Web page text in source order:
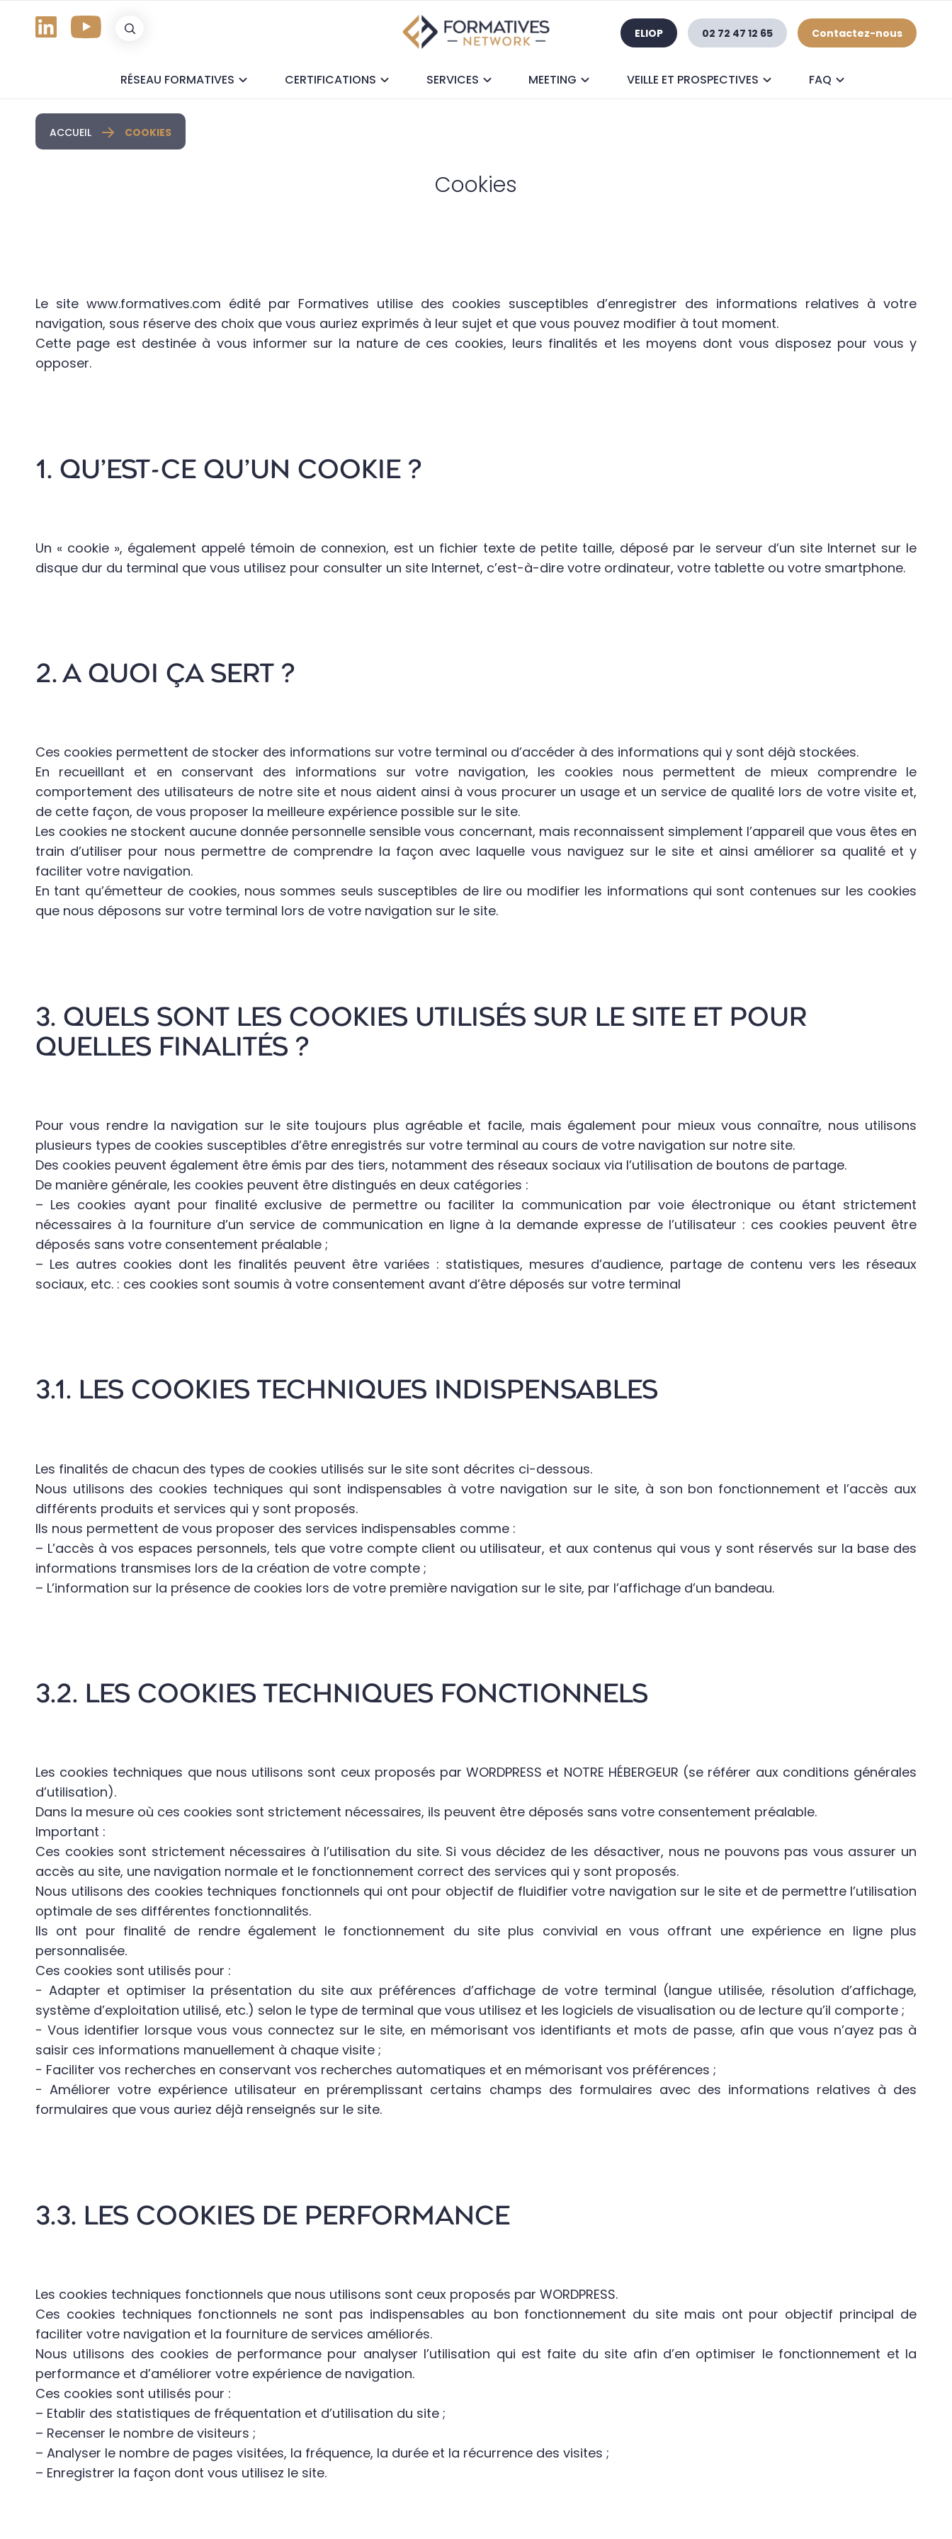
ELIOP 02 72 47 12 65 Contactez-nous
RÉSEAU FORMATIVES CERTIFICATIONS SERVICES MEETING VEILLE ET PROSPECTIVES FAQ
ACCUEIL COOKIES
Cookies
Le site www.formatives.com édité par Formatives utilise des cookies susceptibles d’enregistrer des informations relatives à votre
navigation, sous réserve des choix que vous auriez exprimés à leur sujet et que vous pouvez modifier à tout moment.
Cette page est destinée à vous informer sur la nature de ces cookies, leurs finalités et les moyens dont vous disposez pour vous y
opposer.
1. QU’EST-CE QU’UN COOKIE ?
Un « cookie », également appelé témoin de connexion, est un fichier texte de petite taille, déposé par le serveur d’un site Internet sur le
disque dur du terminal que vous utilisez pour consulter un site Internet, c’est-à-dire votre ordinateur, votre tablette ou votre smartphone.
2. A QUOI ÇA SERT ?
Ces cookies permettent de stocker des informations sur votre terminal ou d’accéder à des informations qui y sont déjà stockées.
En recueillant et en conservant des informations sur votre navigation, les cookies nous permettent de mieux comprendre le
comportement des utilisateurs de notre site et nous aident ainsi à vous procurer un usage et un service de qualité lors de votre visite et,
de cette façon, de vous proposer la meilleure expérience possible sur le site.
Les cookies ne stockent aucune donnée personnelle sensible vous concernant, mais reconnaissent simplement l’appareil que vous êtes en
train d’utiliser pour nous permettre de comprendre la façon avec laquelle vous naviguez sur le site et ainsi améliorer sa qualité et y
faciliter votre navigation.
En tant qu’émetteur de cookies, nous sommes seuls susceptibles de lire ou modifier les informations qui sont contenues sur les cookies
que nous déposons sur votre terminal lors de votre navigation sur le site.
3. QUELS SONT LES COOKIES UTILISÉS SUR LE SITE ET POUR
QUELLES FINALITÉS ?
Pour vous rendre la navigation sur le site toujours plus agréable et facile, mais également pour mieux vous connaître, nous utilisons
plusieurs types de cookies susceptibles d’être enregistrés sur votre terminal au cours de votre navigation sur notre site.
Des cookies peuvent également être émis par des tiers, notamment des réseaux sociaux via l’utilisation de boutons de partage.
De manière générale, les cookies peuvent être distingués en deux catégories :
– Les cookies ayant pour finalité exclusive de permettre ou faciliter la communication par voie électronique ou étant strictement
nécessaires à la fourniture d’un service de communication en ligne à la demande expresse de l’utilisateur : ces cookies peuvent être
déposés sans votre consentement préalable ;
– Les autres cookies dont les finalités peuvent être variées : statistiques, mesures d’audience, partage de contenu vers les réseaux
sociaux, etc. : ces cookies sont soumis à votre consentement avant d’être déposés sur votre terminal
3.1. LES COOKIES TECHNIQUES INDISPENSABLES
Les finalités de chacun des types de cookies utilisés sur le site sont décrites ci-dessous.
Nous utilisons des cookies techniques qui sont indispensables à votre navigation sur le site, à son bon fonctionnement et l’accès aux
différents produits et services qui y sont proposés.
Ils nous permettent de vous proposer des services indispensables comme :
– L’accès à vos espaces personnels, tels que votre compte client ou utilisateur, et aux contenus qui vous y sont réservés sur la base des
informations transmises lors de la création de votre compte ;
– L’information sur la présence de cookies lors de votre première navigation sur le site, par l’affichage d’un bandeau.
3.2. LES COOKIES TECHNIQUES FONCTIONNELS
Les cookies techniques que nous utilisons sont ceux proposés par WORDPRESS et NOTRE HÉBERGEUR (se référer aux conditions générales
d’utilisation).
Dans la mesure où ces cookies sont strictement nécessaires, ils peuvent être déposés sans votre consentement préalable.
Important :
Ces cookies sont strictement nécessaires à l’utilisation du site. Si vous décidez de les désactiver, nous ne pouvons pas vous assurer un
accès au site, une navigation normale et le fonctionnement correct des services qui y sont proposés.
Nous utilisons des cookies techniques fonctionnels qui ont pour objectif de fluidifier votre navigation sur le site et de permettre l’utilisation
optimale de ses différentes fonctionnalités.
Ils ont pour finalité de rendre également le fonctionnement du site plus convivial en vous offrant une expérience en ligne plus
personnalisée.
Ces cookies sont utilisés pour :
− Adapter et optimiser la présentation du site aux préférences d’affichage de votre terminal (langue utilisée, résolution d’affichage,
système d’exploitation utilisé, etc.) selon le type de terminal que vous utilisez et les logiciels de visualisation ou de lecture qu’il comporte ;
− Vous identifier lorsque vous vous connectez sur le site, en mémorisant vos identifiants et mots de passe, afin que vous n’ayez pas à
saisir ces informations manuellement à chaque visite ;
− Faciliter vos recherches en conservant vos recherches automatiques et en mémorisant vos préférences ;
− Améliorer votre expérience utilisateur en préremplissant certains champs des formulaires avec des informations relatives à des
formulaires que vous auriez déjà renseignés sur le site.
3.3. LES COOKIES DE PERFORMANCE
Les cookies techniques fonctionnels que nous utilisons sont ceux proposés par WORDPRESS.
Ces cookies techniques fonctionnels ne sont pas indispensables au bon fonctionnement du site mais ont pour objectif principal de
faciliter votre navigation et la fourniture de services améliorés.
Nous utilisons des cookies de performance pour analyser l’utilisation qui est faite du site afin d’en optimiser le fonctionnement et la
performance et d’améliorer votre expérience de navigation.
Ces cookies sont utilisés pour :
– Etablir des statistiques de fréquentation et d’utilisation du site ;
– Recenser le nombre de visiteurs ;
– Analyser le nombre de pages visitées, la fréquence, la durée et la récurrence des visites ;
– Enregistrer la façon dont vous utilisez le site.